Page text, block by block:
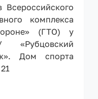
комплекса
(ГТО) у
«Рубцовский
Дом спорта